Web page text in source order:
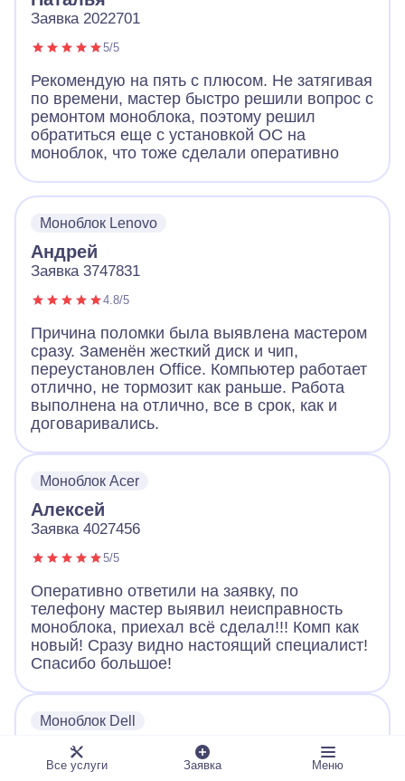
Заявка 2022701
5/5
Рекомендую на пять с плюсом. Не затягивая
по времени, мастер быстро решили вопрос с
ремонтом моноблока, поэтому решил
обратиться еще с установкой ОС на
моноблок, что тоже сделали оперативно
Моноблок Lenovo
Андрей
Заявка 3747831
4.8/5
Причина поломки была выявлена мастером
сразу. Заменён жесткий диск и чип,
переустановлен Office. Компьютер работает
отлично, не тормозит как раньше. Работа
выполнена на отлично, все в срок, как и
договаривались.
Моноблок Acer
Алексей
Заявка 4027456
5/5
Оперативно ответили на заявку, по
телефону мастер выявил неисправность
моноблока, приехал всё сделал!!! Комп как
новый! Сразу видно настоящий специалист!
Спасибо большое!
Моноблок Dell
Александр
Заявка 8830815
Все услуги Заявка Меню